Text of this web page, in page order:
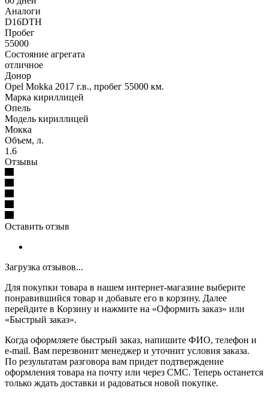
Аналоги
D16DTH
Пробег
55000
Состояние агрегата
отличное
Донор
Opel Mokka 2017 г.в., пробег 55000 км.
Марка кириллицей
Опель
Модель кириллицей
Мокка
Объем, л.
1.6
Отзывы
Оставить отзыв
Загрузка отзывов...
Для покупки товара в нашем интернет-магазине выберите
понравившийся товар и добавьте его в корзину. Далее
перейдите в Корзину и нажмите на «Оформить заказ» или
«Быстрый заказ».
Когда оформляете быстрый заказ, напишите ФИО, телефон и
e-mail. Вам перезвонит менеджер и уточнит условия заказа.
По результатам разговора вам придет подтверждение
оформления товара на почту или через СМС. Теперь останется
только ждать доставки и радоваться новой покупке.